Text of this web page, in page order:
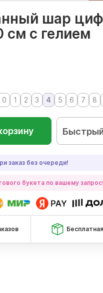
шар
см с гелием
0 1 2 3 4 5 6 7 8
заказ без очереди!
букета по вашему